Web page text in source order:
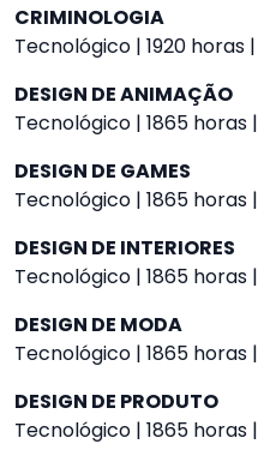
CRIMINOLOGIA
Tecnológico | 1920 horas |
DESIGN DE ANIMAÇÃO
Tecnológico | 1865 horas |
DESIGN DE GAMES
Tecnológico | 1865 horas |
DESIGN DE INTERIORES
Tecnológico | 1865 horas |
DESIGN DE MODA
Tecnológico | 1865 horas |
DESIGN DE PRODUTO
Tecnológico | 1865 horas |